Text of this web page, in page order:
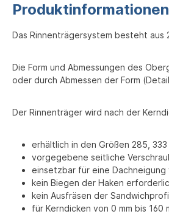
Das Rinnenträgersystem besteht aus
Die Form und Abmessungen des
oder durch Abmessen der Form
Der Rinnenträger wird nach der
erhältlich in den Größen 285,
vorgegebene seitliche
einsetzbar für eine Dachneigung
kein Biegen der Haken
kein Ausfräsen der
für Kerndicken von 0 mm bis 160